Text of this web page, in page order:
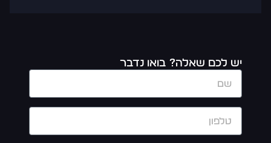
יש לכם שאלה? בואו נדבר